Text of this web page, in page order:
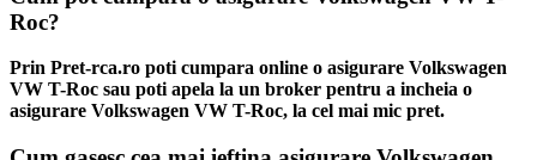
Roc?
Prin Pret-rca.ro poti cumpara online o asigurare Volkswagen
VW T-Roc sau poti apela la un broker pentru a incheia o
asigurare Volkswagen VW T-Roc, la cel mai mic pret.